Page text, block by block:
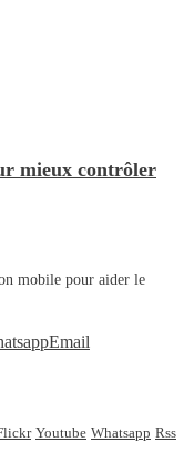
mieux contrôler
mobile pour aider le
Email
Youtube Whatsapp Rss